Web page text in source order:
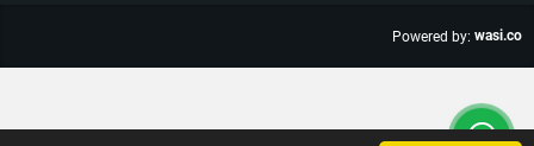
Powered by: wasi.co